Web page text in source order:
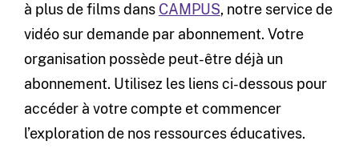
à plus de films dans CAMPUS, notre service de
vidéo sur demande par abonnement. Votre
organisation possède peut-être déjà un
abonnement. Utilisez les liens ci-dessous pour
accéder à votre compte et commencer
l’exploration de nos ressources éducatives.